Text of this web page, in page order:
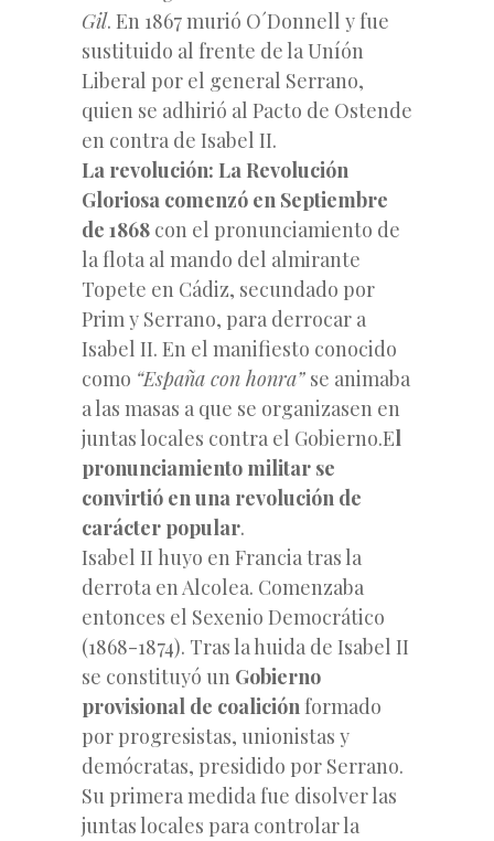
Gil. En 1867 murió O´Donnell y fue
sustituido al frente de la Uníón
Liberal por el general Serrano,
quien se adhirió al Pacto de Ostende
en contra de Isabel II.
La revolución: La Revolución
Gloriosa comenzó en Septiembre
de 1868 con el pronunciamiento de
la flota al mando del almirante
Topete en Cádiz, secundado por
Prim y Serrano, para derrocar a
Isabel II. En el manifiesto conocido
como “España con honra” se animaba
a las masas a que se organizasen en
juntas locales contra el Gobierno.El
pronunciamiento militar se
convirtió en una revolución de
carácter popular.
Isabel II huyo en Francia tras la
derrota en Alcolea. Comenzaba
entonces el Sexenio Democrático
(1868-1874). Tras la huida de Isabel II
se constituyó un Gobierno
provisional de coaliciónformado
por progresistas, unionistas y
demócratas, presidido por Serrano.
Su primera medida fue disolver las
juntas locales para controlar la